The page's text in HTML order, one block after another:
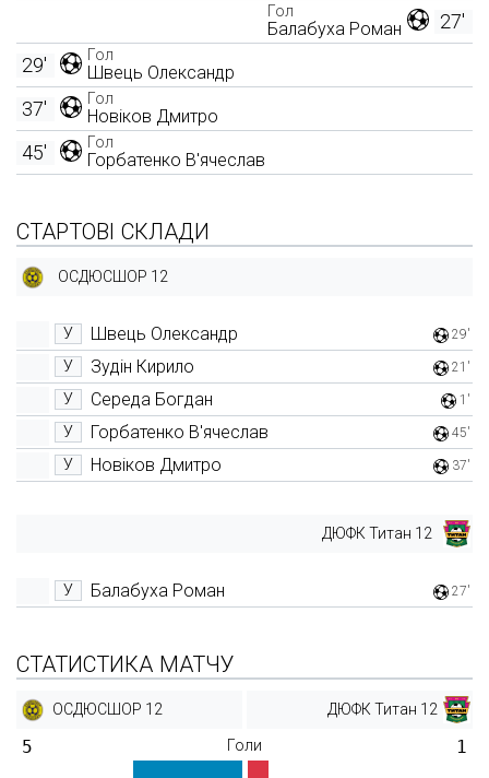
27'
Гол
Балабуха Роман
Гол
Швець Олександр
29'
Гол
Новіков Дмитро
37'
Гол
Горбатенко В'ячеслав
45'
СТАРТОВІ СКЛАДИ
ОСДЮСШОР 12
У Швець Олександр 29'
У Зудін Кирило 21'
У Середа Богдан 1'
У Горбатенко В'ячеслав 45'
У Новіков Дмитро 37'
ДЮФК Титан 12
У Балабуха Роман 27'
СТАТИСТИКА МАТЧУ
ОСДЮСШОР 12 ДЮФК Титан 12
5 Голи 1